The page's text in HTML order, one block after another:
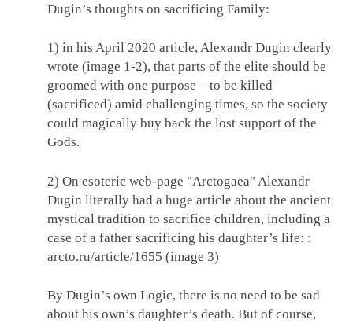
Dugin’s thoughts on sacrificing Family:
1) in his April 2020 article, Alexandr Dugin clearly
wrote (image 1-2), that parts of the elite should be
groomed with one purpose – to be killed
(sacrificed) amid challenging times, so the society
could magically buy back the lost support of the
Gods.
2) On esoteric web-page "Arctogaea" Alexandr
Dugin literally had a huge article about the ancient
mystical tradition to sacrifice children, including a
case of a father sacrificing his daughter’s life: :
arcto.ru/article/1655 (image 3)
By Dugin’s own Logic, there is no need to be sad
about his own’s daughter’s death. But of course,